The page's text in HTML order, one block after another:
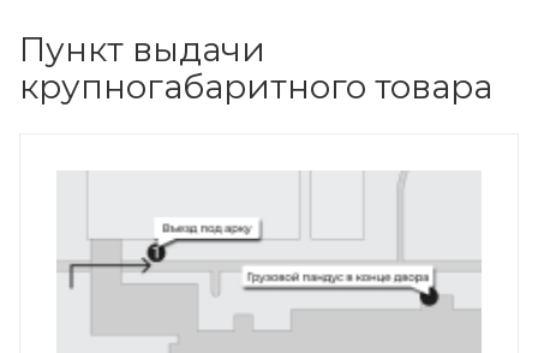
Пункт выдачи
крупногабаритного товара